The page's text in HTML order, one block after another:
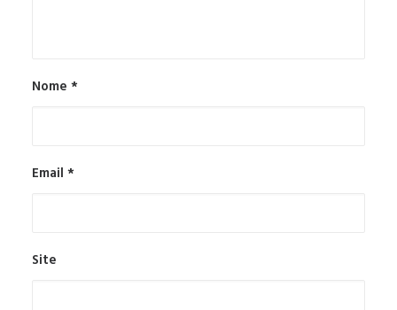
Nome *
Email *
Site